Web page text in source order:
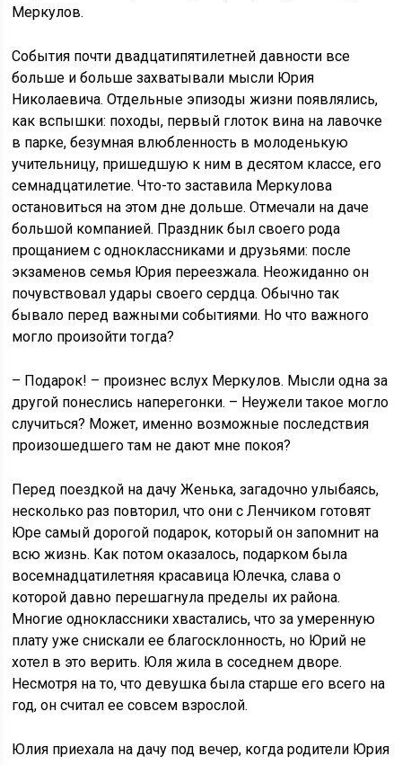
Меркулов.
События почти двадцатипятилетней давности все
больше и больше захватывали мысли Юрия
Николаевича. Отдельные эпизоды жизни появлялись,
как вспышки: походы, первый глоток вина на лавочке
в парке, безумная влюбленность в молоденькую
учительницу, пришедшую к ним в десятом классе, его
семнадцатилетие. Что-то заставила Меркулова
остановиться на этом дне дольше. Отмечали на даче
большой компанией. Праздник был своего рода
прощанием с одноклассниками и друзьями: после
экзаменов семья Юрия переезжала. Неожиданно он
почувствовал удары своего сердца. Обычно так
бывало перед важными событиями. Но что важного
могло произойти тогда?
– Подарок! – произнес вслух Меркулов. Мысли одна за
другой понеслись наперегонки. – Неужели такое могло
случиться? Может, именно возможные последствия
произошедшего там не дают мне покоя?
Перед поездкой на дачу Женька, загадочно улыбаясь,
несколько раз повторил, что они с Ленчиком готовят
Юре самый дорогой подарок, который он запомнит на
всю жизнь. Как потом оказалось, подарком была
восемнадцатилетняя красавица Юлечка, слава о
которой давно перешагнула пределы их района.
Многие одноклассники хвастались, что за умеренную
плату уже снискали ее благосклонность, но Юрий не
хотел в это верить. Юля жила в соседнем дворе.
Несмотря на то, что девушка была старше его всего на
год, он считал ее совсем взрослой.
Юлия приехала на дачу под вечер, когда родители Юрия